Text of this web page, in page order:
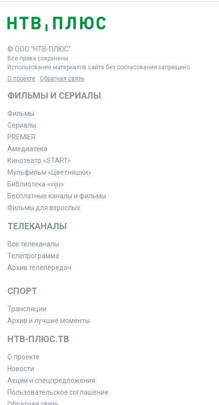
© ООО "НТВ-ПЛЮС"
Все права сохранены.
Использование материалов сайта без согласования запрещено.
О проекте
Обратная связь
ФИЛЬМЫ И СЕРИАЛЫ
Фильмы
Сериалы
PREMIER
Амедиатека
Кинотеатр «START»
Мульфильм «Цветняшки»
Библиотека «viju»
Бесплатные каналы и фильмы
Фильмы для взрослых
ТЕЛЕКАНАЛЫ
Все телеканалы
Телепрограмма
Архив телепередач
СПОРТ
Трансляции
Архив и лучшие моменты
НТВ-ПЛЮС.ТВ
О проекте
Новости
Акции и спецпредложения
Пользовательское соглашение